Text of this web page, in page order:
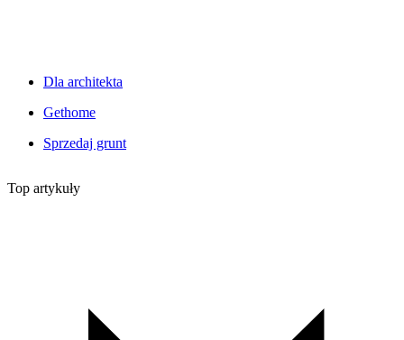
Dla architekta
Gethome
Sprzedaj grunt
Top artykuły